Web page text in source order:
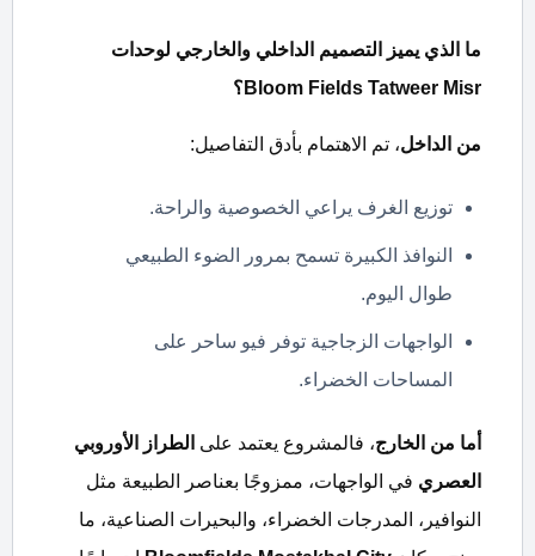
ما الذي يميز التصميم الداخلي والخارجي لوحدات
Bloom Fields Tatweer Misr ؟
من الداخل، تم الاهتمام بأدق التفاصيل:
توزيع الغرف يراعي الخصوصية والراحة.
النوافذ الكبيرة تسمح بمرور الضوء الطبيعي
طوال اليوم.
الواجهات الزجاجية توفر فيو ساحر على
المساحات الخضراء.
أما من الخارج، فالمشروع يعتمد على الطراز الأوروبي
العصري في الواجهات، ممزوجًا بعناصر الطبيعة مثل
النوافير، المدرجات الخضراء، والبحيرات الصناعية، ما